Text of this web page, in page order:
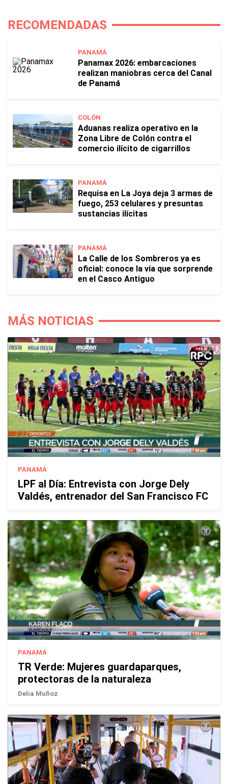
RECOMENDADAS
PANAMÁ
Panamax 2026: embarcaciones
realizan maniobras cerca del Canal
de Panamá
COLÓN
Aduanas realiza operativo en la
Zona Libre de Colón contra el
comercio ilícito de cigarrillos
PANAMÁ
Requisa en La Joya deja 3 armas de
fuego, 253 celulares y presuntas
sustancias ilícitas
PANAMÁ
La Calle de los Sombreros ya es
oficial: conoce la vía que sorprende
en el Casco Antiguo
MÁS NOTICIAS
PANAMÁ
LPF al Día: Entrevista con Jorge Dely
Valdés, entrenador del San Francisco FC
PANAMÁ
TR Verde: Mujeres guardaparques,
protectoras de la naturaleza
Delia Muñoz